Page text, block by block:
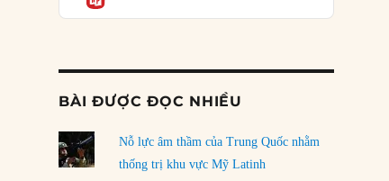
02/1941: Tướng Rommel đến châu Phi”
03/08/2026
Đặt cược vào thất bại: Các quỹ đầu tư mạo
rủi ro
02/08/2026
BÀI ĐƯỢC ĐỌC NHIỀU
Nỗ lực âm thầm của Trung Quốc nhằm
thống trị khu vực Mỹ Latinh